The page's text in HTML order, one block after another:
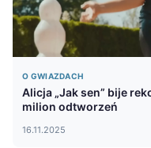
O GWIAZDACH
Alicja „Jak sen” bije
milion odtworzeń
16.11.2025